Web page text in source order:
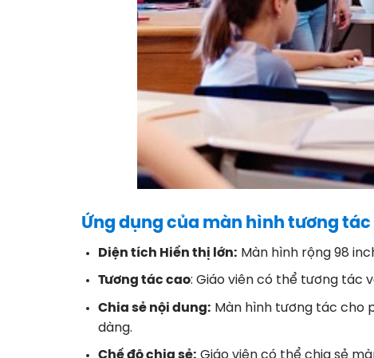
Ứng dụng của màn hình tương
Diện tích Hiển thị lớn: Màn hình rộng 98
Tương tác cao: Giáo viên có thể tương tác
Chia sẻ nội dung: Màn hình tương tác cho
dàng.